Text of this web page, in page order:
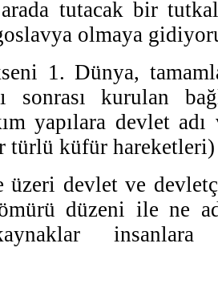
tutacak bir
olmaya
1. Dünya,
sonrası kurulan
yapılara devlet
türlü küfür
üzeri devlet ve
düzeni ile ne
insanlara